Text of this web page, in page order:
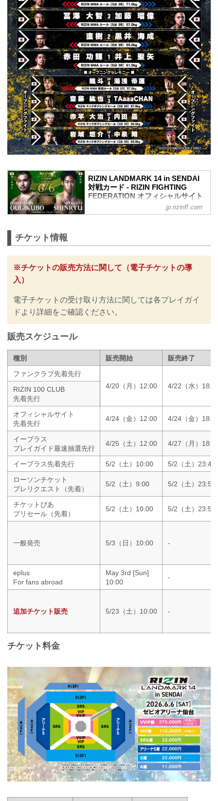
RIZIN LANDMARK 14 in SENDAI
対戦カード - RIZIN FIGHTING
FEDERATION オフィシャルサイト
フライ級タイトルマッチ／扇久保博正 vs.
扇久保博正 vs. 神龍誠
元谷友貴 vs. トニー・ララミー
RIZIN MMAルール：5分 3R（57.0kg）
元谷友貴 vs. トニー・ララミー
酒井リョウ vs. 貴賢神
RIZIN LANDMARK 14 in SENDAI 大会情
jp.rizinff.com
チケット情報
※チケットの販売方法に関して（電子チケットの導
入）
電子チケットの受け取り方法に関しては各プレイガイ
ドより詳細をご確認ください。
販売スケジュール
種別 販売開始
販売終了
ファンクラブ先着先行
4/20（月）12:00
4/22（水）
RIZIN 100 CLUB
先着先行
オフィシャルサイト
先着先行
4/24（金）12:00 4/24（金）
イープラス
プレイガイド最速抽選先行
4/25（土）12:00 4/27（月）
イープラス先着先行 5/2（土）10:00
5/2（土）23:40
ローソンチケット
プレリクエスト（先着）
5/2（土）9:00 5/2（土）23:59
チケットぴあ
プリセール（先着）
5/2（土）10:00 5/2（土）23:59
一般発売 5/3（日）10:00 -
eplus
For fans abroad
May 3rd [Sun]
10:00
-
追加チケット販売 5/23（土）10:00 -
チケット料金